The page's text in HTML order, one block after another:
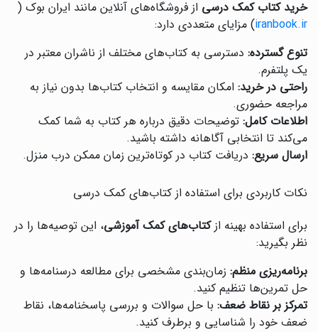
خرید کتاب کمک درسی از فروشگاه‌های آنلاین مانند ایران بوک (
iranbook.ir) مزایای متعددی دارد:
تنوع گسترده: دسترسی به کتاب‌های مختلف از ناشران معتبر در
یک پلتفرم.
راحتی در خرید: امکان مقایسه و انتخاب کتاب‌ها بدون نیاز به
مراجعه حضوری.
اطلاعات کامل: توضیحات دقیق درباره هر کتاب به شما کمک
می‌کند تا انتخابی آگاهانه داشته باشید.
ارسال سریع: دریافت کتاب در کوتاه‌ترین زمان ممکن درب منزل.
نکات کاربردی برای استفاده از کتاب‌های کمک درسی
برای استفاده بهینه ازکتاب‌های کمک آموزشی، این توصیه‌ها را در
نظر بگیرید:
برنامه‌ریزی منظم: زمان‌بندی مشخصی برای مطالعه درسنامه‌ها و
حل تمرین‌ها تنظیم کنید.
تمرکز بر نقاط ضعف: با حل سوالات و بررسی پاسخنامه‌ها، نقاط
ضعف خود را شناسایی و برطرف کنید.